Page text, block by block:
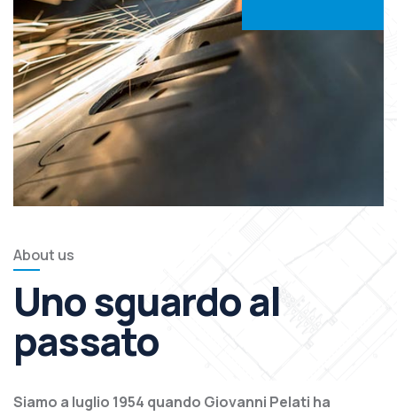
About us
Uno sguardo al
passato
Siamo a luglio 1954 quando Giovanni Pelati ha